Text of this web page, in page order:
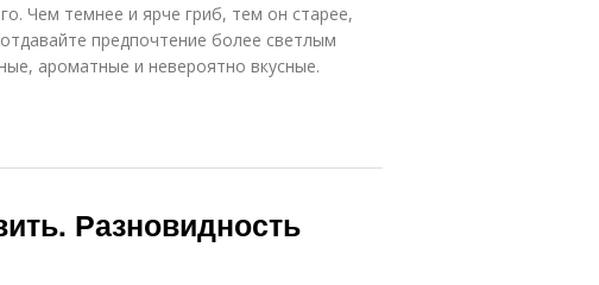
Чем темнее и ярче гриб, тем он старее,
предпочтение более светлым
ароматные и невероятно вкусные.
Разновидность